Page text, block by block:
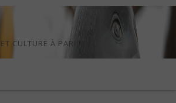
CULTURE À PARIS